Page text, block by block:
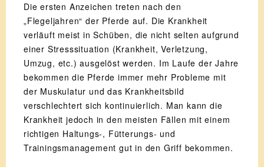
Die ersten Anzeichen treten nach den
„Flegeljahren“ der Pferde auf. Die Krankheit
verläuft meist in Schüben, die nicht selten aufgrund
einer Stresssituation (Krankheit, Verletzung,
Umzug, etc.) ausgelöst werden. Im Laufe der Jahre
bekommen die Pferde immer mehr Probleme mit
der Muskulatur und das Krankheitsbild
verschlechtert sich kontinuierlich. Man kann die
Krankheit jedoch in den meisten Fällen mit einem
richtigen Haltungs-, Fütterungs- und
Trainingsmanagement gut in den Griff bekommen.